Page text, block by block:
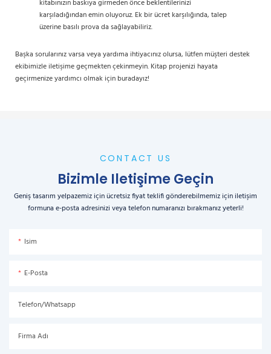
kitabınızın baskıya girmeden önce beklentilerinizi
karşıladığından emin oluyoruz. Ek bir ücret karşılığında, talep
üzerine basılı prova da sağlayabiliriz.
Başka sorularınız varsa veya yardıma ihtiyacınız olursa, lütfen müşteri destek
ekibimizle iletişime geçmekten çekinmeyin. Kitap projenizi hayata
geçirmenize yardımcı olmak için buradayız!
CONTACT US
Bizimle Iletişime Geçin
Geniş tasarım yelpazemiz için ücretsiz fiyat teklifi gönderebilmemiz için iletişim
formuna e-posta adresinizi veya telefon numaranızı bırakmanız yeterli!
Isim
E-Posta
Telefon/Whatsapp
Firma Adı